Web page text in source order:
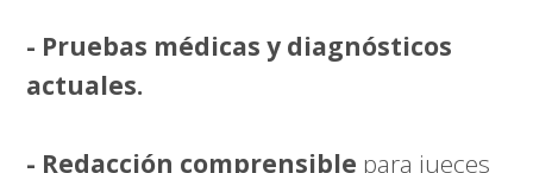
- Pruebas médicas y diagnósticos
actuales.
- Redacción comprensible para jueces